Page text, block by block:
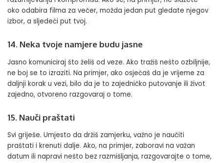
oko odabira filma za večer, možda jedan put gledate njegov
izbor, a sljedeći put tvoj.
14. Neka tvoje namjere budu jasne
Jasno komuniciraj što želiš od veze. Ako tražiš nešto ozbiljnije,
ne boj se to izraziti. Na primjer, ako osjećaš da je vrijeme za
daljnji korak u vezi, bilo da je to zajedničko putovanje ili život
zajedno, otvoreno razgovaraj o tome.
15. Nauči praštati
Svi griješe. Umjesto da držiš zamjerku, važno je naučiti
praštati i krenuti dalje. Ako, na primjer, zaboravi na važan
datum ili napravi nešto bez razmišljanja, razgovarajte o tome,